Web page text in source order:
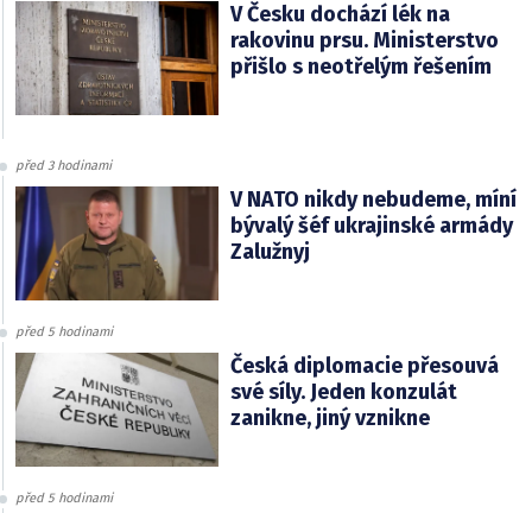
V Česku dochází lék na
rakovinu prsu. Ministerstvo
přišlo s neotřelým řešením
před 3 hodinami
V NATO nikdy nebudeme, míní
bývalý šéf ukrajinské armády
Zalužnyj
před 5 hodinami
Česká diplomacie přesouvá
své síly. Jeden konzulát
zanikne, jiný vznikne
před 5 hodinami